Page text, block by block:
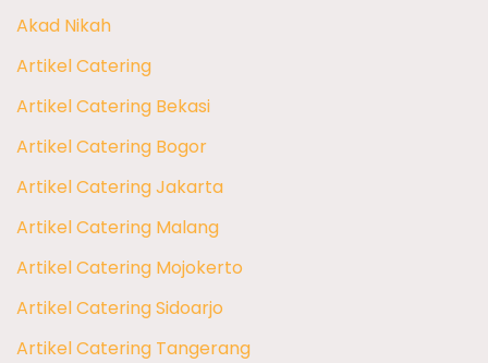
Akad Nikah
Artikel Catering
Artikel Catering Bekasi
Artikel Catering Bogor
Artikel Catering Jakarta
Artikel Catering Malang
Artikel Catering Mojokerto
Artikel Catering Sidoarjo
Artikel Catering Tangerang